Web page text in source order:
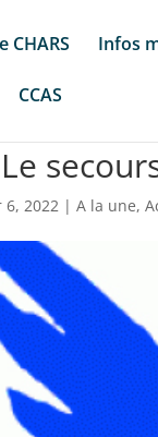
CHARS Infos
CCAS
6, 2022 |A la une,